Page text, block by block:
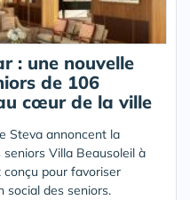
: une nouvelle
de 106
cœur de la ville
Steva annoncent la
Villa Beausoleil à
conçu pour favoriser
social des seniors.